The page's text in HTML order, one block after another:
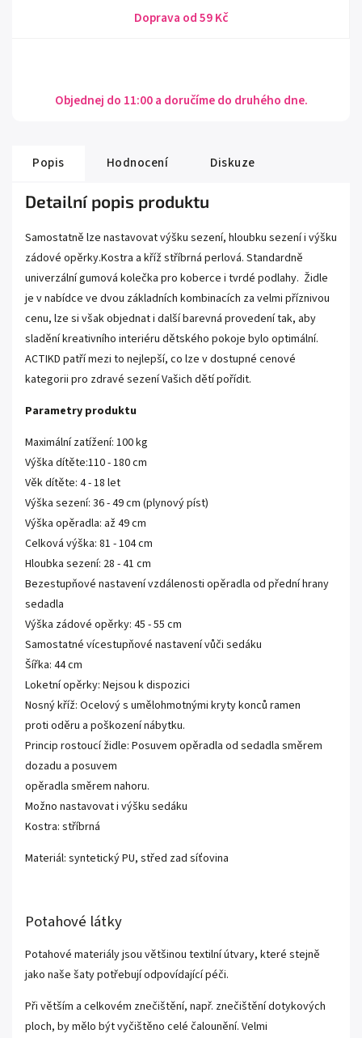
Doprava od 59 Kč
Objednej do 11:00 a doručíme do druhého dne.
Popis Hodnocení Diskuze
Detailní popis produktu
Samostatně lze nastavovat výšku sezení, hloubku sezení i výšku
zádové opěrky.Kostra a kříž stříbrná perlová. Standardně
univerzální gumová kolečka pro koberce i tvrdé podlahy. Židle
je v nabídce ve dvou základních kombinacích za velmi příznivou
cenu, lze si však objednat i další barevná provedení tak, aby
sladění kreativního interiéru dětského pokoje bylo optimální.
ACTIKD patří mezi to nejlepší, co lze v dostupné cenové
kategorii pro zdravé sezení Vašich dětí pořídit.
Parametry produktu
Maximální zatížení: 100 kg
Výška dítěte:110 - 180 cm
Věk dítěte: 4 - 18 let
Výška sezení: 36 - 49 cm (plynový píst)
Výška opěradla: až 49 cm
Celková výška: 81 - 104 cm
Hloubka sezení: 28 - 41 cm
Bezestupňové nastavení vzdálenosti opěradla od přední hrany
sedadla
Výška zádové opěrky: 45 - 55 cm
Samostatné vícestupňové nastavení vůči sedáku
Šířka: 44 cm
Loketní opěrky: Nejsou k dispozici
Nosný kříž: Ocelový s umělohmotnými kryty konců ramen
proti oděru a poškození nábytku.
Princip rostoucí židle: Posuvem opěradla od sedadla směrem
dozadu a posuvem
opěradla směrem nahoru.
Možno nastavovat i výšku sedáku
Kostra: stříbrná
Materiál: syntetický PU, střed zad síťovina
Potahové látky
Potahové materiály jsou většinou textilní útvary, které stejně
jako naše šaty potřebují odpovídající péči.
Při větším a celkovém znečištění, např. znečištění dotykových
ploch, by mělo být vyčištěno celé čalounění. Velmi